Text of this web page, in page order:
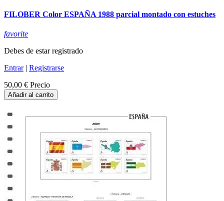
FILOBER Color ESPAÑA 1988 parcial montado con estuches
favorite
Debes de estar registrado
Entrar| Registrarse
50,00 € Precio
Añadir al carrito